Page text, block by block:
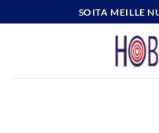
to
SOITA MEILLE